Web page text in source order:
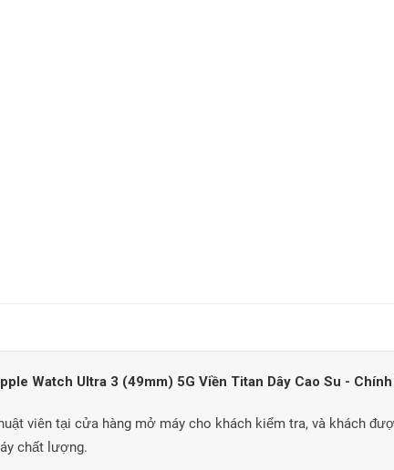
Watch Ultra 3 (49mm) 5G Viền Titan Dây Cao Su -
viên tại cửa hàng mở máy cho khách kiểm tra, và khách
chất lượng.